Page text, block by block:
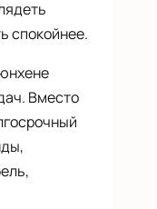
спокойнее.
Вместо